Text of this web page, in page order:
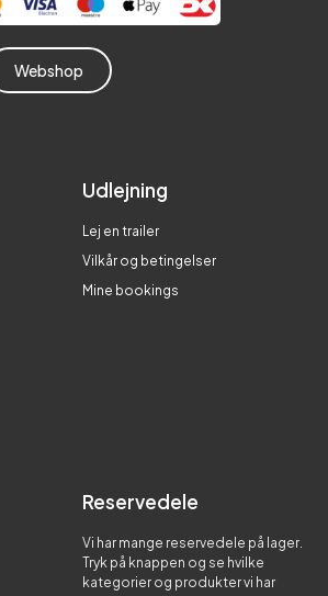
Webshop
Udlejning
Lej en trailer
Vilkår og betingelser
Mine bookings
Reservedele
Vi har mange reservedele på lager.
Tryk på knappen og se hvilke
kategorier og produkter vi har